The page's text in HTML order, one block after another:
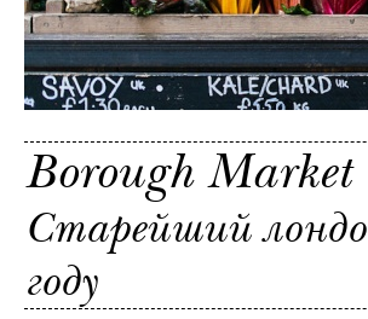
Borough Market
Старейший
году